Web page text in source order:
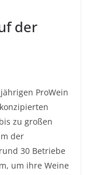
der
ProWein
zu großen
der
30 Betriebe
um ihre Weine